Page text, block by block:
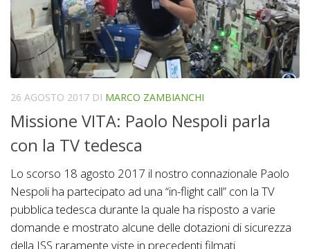
26 AGOSTO 2017 DI MARCO ZAMBIANCHI
Missione VITA: Paolo Nespoli parla
con la TV tedesca
Lo scorso 18 agosto 2017 il nostro connazionale Paolo
Nespoli ha partecipato ad una “in-flight call” con la TV
pubblica tedesca durante la quale ha risposto a varie
domande e mostrato alcune delle dotazioni di sicurezza
della ISS raramente viste in precedenti filmati.